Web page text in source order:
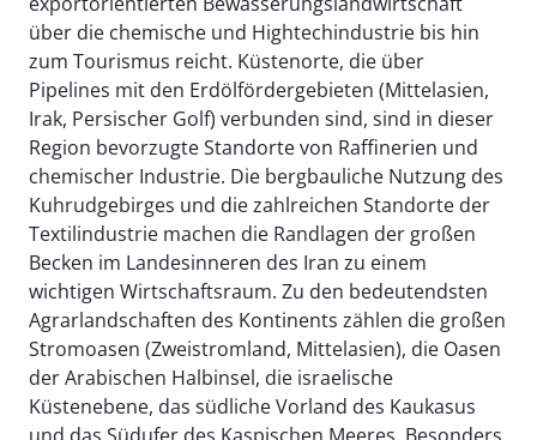
über die chemische und Hightechindustrie bis hin
zum Tourismus reicht. Küstenorte, die über
Pipelines mit den Erdölfördergebieten (Mittelasien,
Irak, Persischer Golf) verbunden sind, sind in dieser
Region bevorzugte Standorte von Raffinerien und
chemischer Industrie. Die bergbauliche Nutzung des
Kuhrudgebirges und die zahlreichen Standorte der
Textilindustrie machen die Randlagen der großen
Becken im Landesinneren des Iran zu einem
wichtigen Wirtschaftsraum. Zu den bedeutendsten
Agrarlandschaften des Kontinents zählen die großen
Stromoasen (Zweistromland, Mittelasien), die Oasen
der Arabischen Halbinsel, die israelische
Küstenebene, das südliche Vorland des Kaukasus